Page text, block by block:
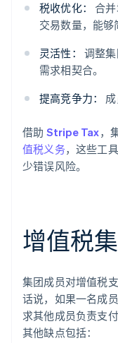
税收优化：
合
交易数量，能够
灵活性：
调整
需求相契合。
提高竞争力：
借助 Stripe Tax，
值税义务，这些工
少错误风险。
增值税
集团成员对增值税
话说，如果一名成
求其他成员负责支
其他缺点包括：